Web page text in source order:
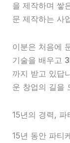
을 제작하며 쌓
문 제작하는 사
이분은 처음에
기술을 배우고
까지 받고 있답
운 창업의 길을
15년의 경력,
15년 동안 파티